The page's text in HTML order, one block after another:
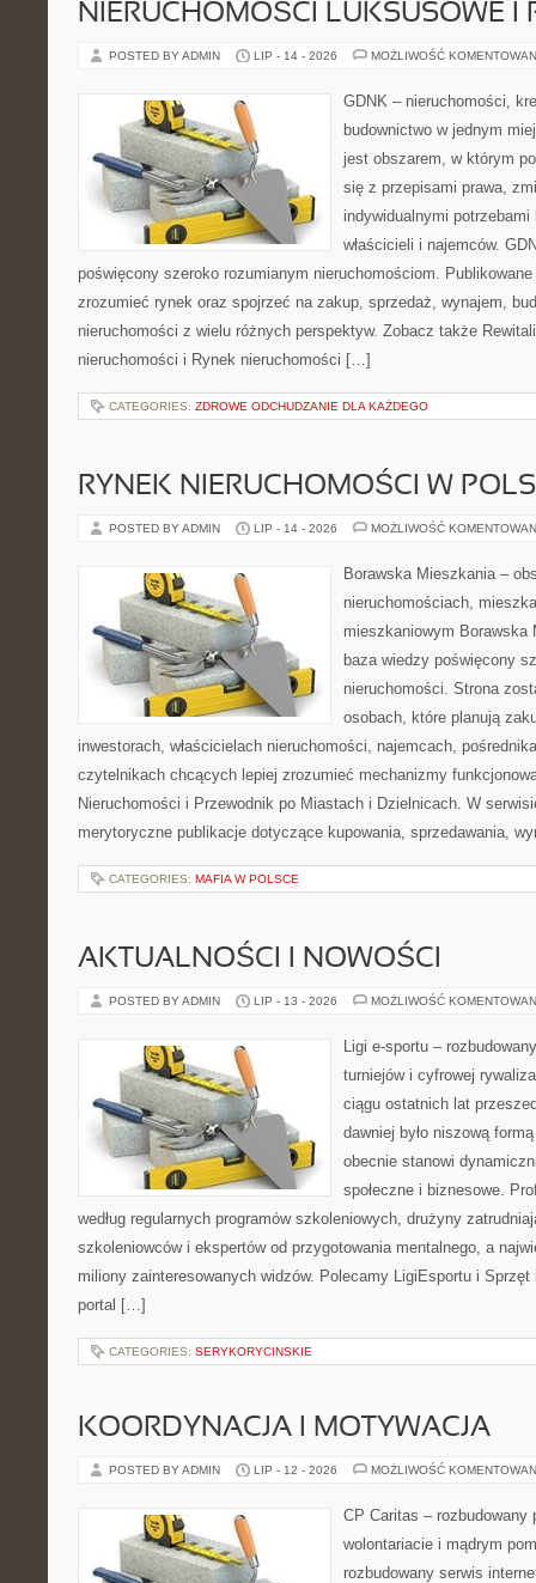
NIERUCHOMOŚCI LUKSUSOWE I
POSTED BY ADMIN LIP - 14 - 2026 MOŻLIWOŚĆ
GDNK – nieruchomości,
budownictwo w jednym
jest obszarem, w którym
się z przepisami prawa,
indywidualnymi
właścicieli i najemców.
poświęcony szeroko rozumianym nieruchomościom. Publikowane
zrozumieć rynek oraz spojrzeć na zakup, sprzedaż, wynajem,
nieruchomości z wielu różnych perspektyw. Zobacz także
nieruchomości i Rynek nieruchomości […]
CATEGORIES: ZDROWE ODCHUDZANIE DLA KAŻDEGO
RYNEK NIERUCHOMOŚCI W
POSTED BY ADMIN LIP - 14 - 2026 MOŻLIWOŚĆ
Borawska Mieszkania –
nieruchomościach,
mieszkaniowym Borawska
baza wiedzy poświęcony
nieruchomości. Strona
osobach, które planują
inwestorach, właścicielach nieruchomości, najemcach,
czytelnikach chcących lepiej zrozumieć mechanizmy
Nieruchomości i Przewodnik po Miastach i Dzielnicach. W
merytoryczne publikacje dotyczące kupowania, sprzedawania,
CATEGORIES: MAFIA W POLSCE
AKTUALNOŚCI I NOWOŚCI
POSTED BY ADMIN LIP - 13 - 2026 MOŻLIWOŚĆ
Ligi e-sportu –
turniejów i cyfrowej
ciągu ostatnich lat
dawniej było niszową
obecnie stanowi
społeczne i biznesowe.
według regularnych programów szkoleniowych, drużyny
szkoleniowców i ekspertów od przygotowania mentalnego, a
miliony zainteresowanych widzów. Polecamy LigiEsportu i
portal […]
CATEGORIES: SERYKORYCINSKIE
KOORDYNACJA I MOTYWACJA
POSTED BY ADMIN LIP - 12 - 2026 MOŻLIWOŚĆ
CP Caritas – rozbudowany
wolontariacie i mądrym
rozbudowany serwis